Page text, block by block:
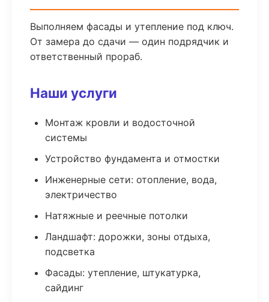
Выполняем фасады и утепление под ключ.
От замера до сдачи — один подрядчик и
ответственный прораб.
Наши услуги
Монтаж кровли и водосточной
системы
Устройство фундамента и отмостки
Инженерные сети: отопление, вода,
электричество
Натяжные и реечные потолки
Ландшафт: дорожки, зоны отдыха,
подсветка
Фасады: утепление, штукатурка,
сайдинг